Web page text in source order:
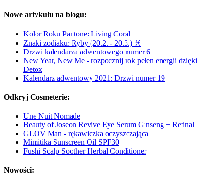
Nowe artykułu na blogu:
Kolor Roku Pantone: Living Coral
Znaki zodiaku: Ryby (20.2. - 20.3.) ♓
Drzwi kalendarza adwentowego numer 6
New Year, New Me - rozpocznij rok pełen energii dzięki
Detox
Kalendarz adwentowy 2021: Drzwi numer 19
Odkryj Cosmeterie:
Une Nuit Nomade
Beauty of Joseon Revive Eye Serum Ginseng + Retinal
GLOV Man - rękawiczka oczyszczająca
Mimitika Sunscreen Oil SPF30
Fushi Scalp Soother Herbal Conditioner
Nowości: